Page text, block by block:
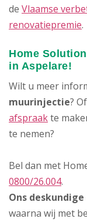
de Vlaamse
renovatiepremie.
Home
in Aspelare!
Wilt u meer
muurinjectie?
afspraakte
te nemen?
Bel dan met
0800/26.004.
Ons
waarna wij met